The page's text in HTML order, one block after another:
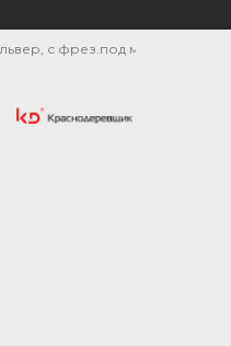
с фрез.под мех. п/фикс,